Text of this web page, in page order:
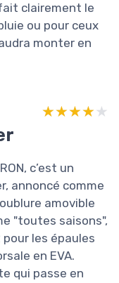
clairement le
ou pour ceux
monter en
★★★★★
★★★★★
c’est un
annoncé comme
amovible
"toutes saisons",
les épaules
en EVA.
qui passe en